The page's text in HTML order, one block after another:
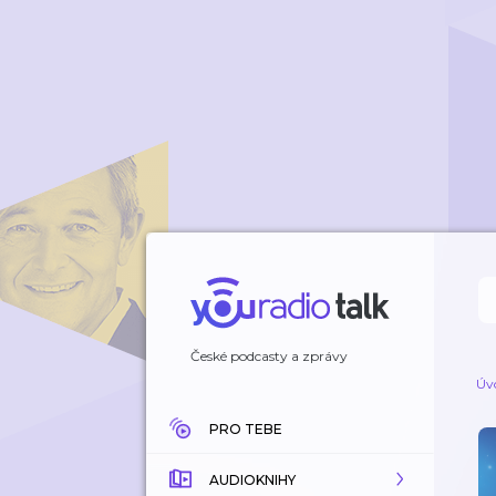
České podcasty a zprávy
PRO TEBE
AUDIOKNIHY